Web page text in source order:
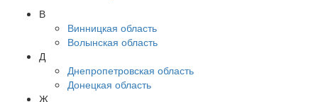
В
Винницкая область
Волынская область
Д
Днепропетровская область
Донецкая область
Ж